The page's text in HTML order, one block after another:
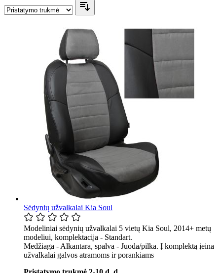
Sėdynių užvalkalai Kia Soul
Modeliniai sėdynių užvalkalai 5 vietų Kia Soul, 2014+ metų
modeliui, komplektacija - Standart.
Medžiaga - Alkantara, spalva - Juoda/pilka. Į komplektą įeina
užvalkalai galvos atramoms ir porankiams